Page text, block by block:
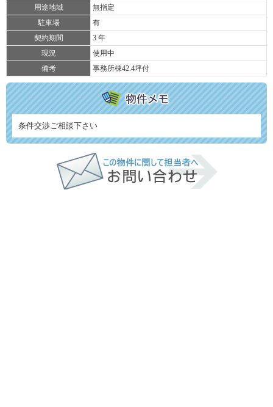
用途地域
無指定
駐車場
有
契約期間
3 年
現況
使用中
備考
事務所棟42.4坪付
条件交渉ご相談下さい